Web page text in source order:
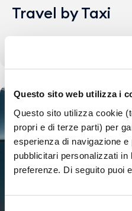
Questo sito web utilizza i
Questo sito utilizza cookie
propri e di terze parti) per
esperienza di navigazione
pubblicitari personalizzati in
preferenze. Di seguito puoi
Travel by Taxi